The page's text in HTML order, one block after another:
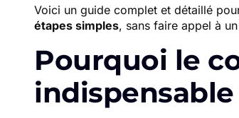
Voici un guide complet et détaillé
étapes simples, sans faire appel à
Pourquoi le
indispensable